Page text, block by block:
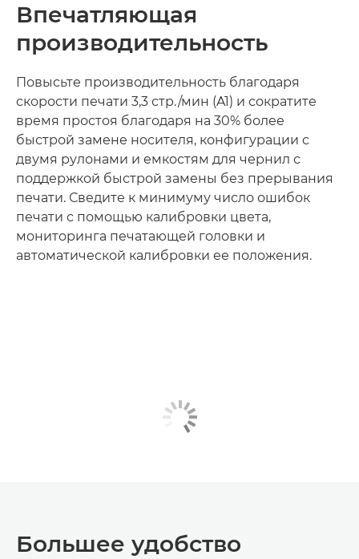
Впечатляющая
производительность
Повысьте производительность благодаря
скорости печати 3,3 стр./мин (A1) и сократите
время простоя благодаря на 30% более
быстрой замене носителя, конфигурации с
двумя рулонами и емкостям для чернил с
поддержкой быстрой замены без прерывания
печати. Сведите к минимуму число ошибок
печати с помощью калибровки цвета,
мониторинга печатающей головки и
автоматической калибровки ее положения.
Большее удобство